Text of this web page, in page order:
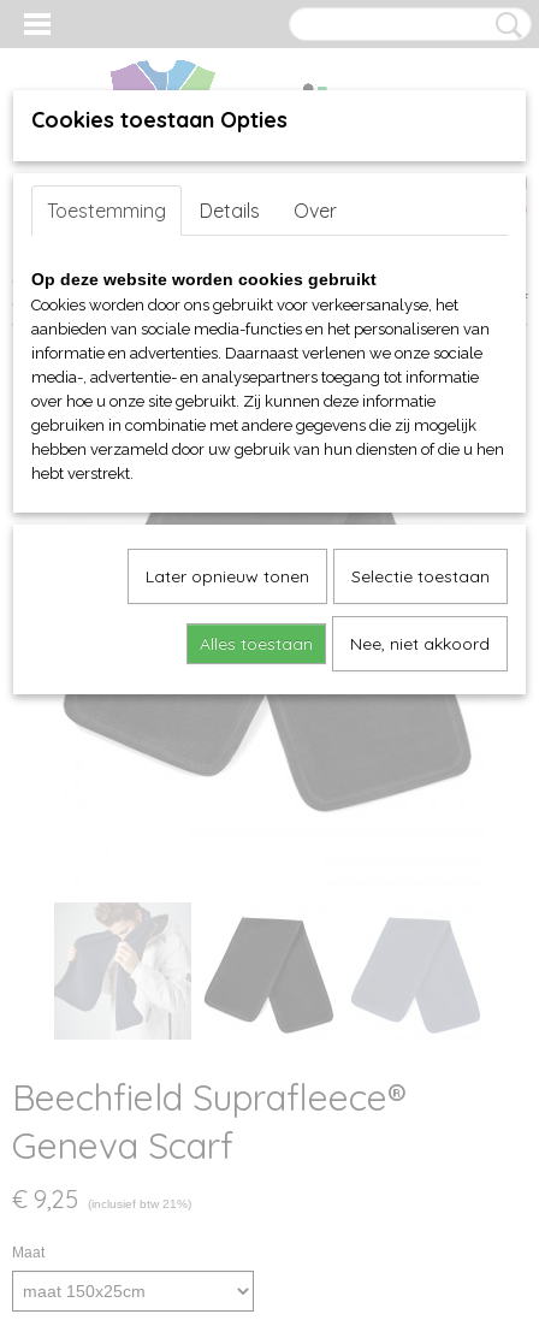
Inloggen Registreren
(0)
Home >webshop>Per merk >Beechfield Org. Headwear
Handschoenen en sjaalen> Beechfield Suprafleece® Geneva Scarf
Beechfield Suprafleece®
Geneva Scarf
€ 9,25 (inclusief btw 21%)
Maat
Cookies toestaan Opties
Toestemming Details Over
Op deze website worden cookies gebruikt
Cookies worden door ons gebruikt voor verkeersanalyse, het
aanbieden van sociale media-functies en het personaliseren van
informatie en advertenties. Daarnaast verlenen we onze sociale
media-, advertentie- en analysepartners toegang tot informatie
over hoe u onze site gebruikt. Zij kunnen deze informatie
gebruiken in combinatie met andere gegevens die zij mogelijk
hebben verzameld door uw gebruik van hun diensten of die u hen
hebt verstrekt.
Later opnieuw tonen Selectie toestaan
Alles toestaan Nee, niet akkoord